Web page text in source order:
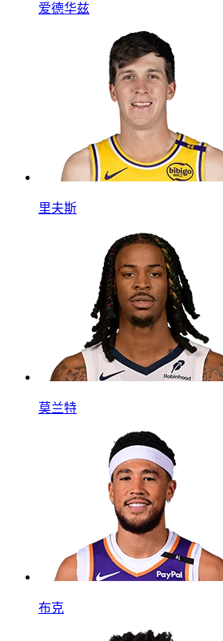
爱德华兹
里夫斯
莫兰特
布克